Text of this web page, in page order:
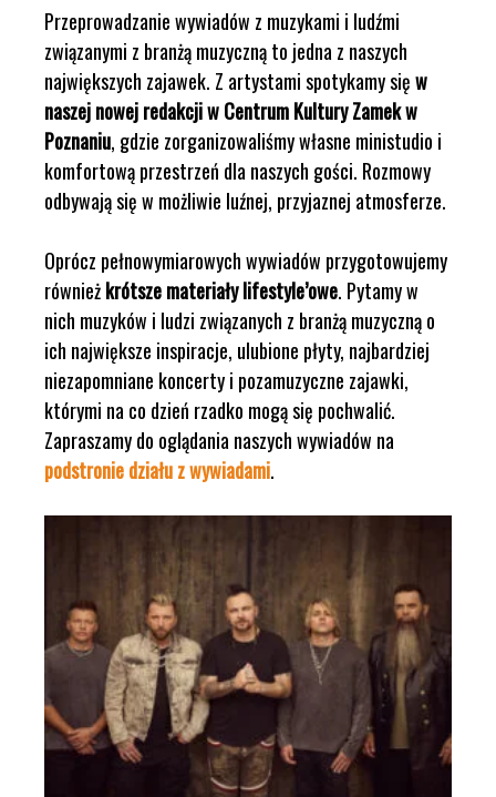
Przeprowadzanie wywiadów z muzykami i ludźmi
związanymi z branżą muzyczną to jedna z naszych
największych zajawek. Z artystami spotykamy sięw
naszej nowej redakcji w Centrum Kultury Zamek w
Poznaniu, gdzie zorganizowaliśmy własne ministudio i
komfortową przestrzeń dla naszych gości. Rozmowy
odbywają się w możliwie luźnej, przyjaznej atmosferze.
Oprócz pełnowymiarowych wywiadów przygotowujemy
równieżkrótsze materiały lifestyle’owe. Pytamy w
nich muzyków i ludzi związanych z branżą muzyczną o
ich największe inspiracje, ulubione płyty, najbardziej
niezapomniane koncerty i pozamuzyczne zajawki,
którymi na co dzień rzadko mogą się pochwalić.
Zapraszamy do oglądania naszych wywiadów na
podstronie działu z wywiadami.